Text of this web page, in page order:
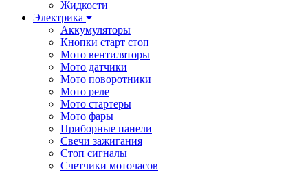
Жидкости
Электрика
Аккумуляторы
Кнопки старт стоп
Мото вентиляторы
Мото датчики
Мото поворотники
Мото реле
Мото стартеры
Мото фары
Приборные панели
Свечи зажигания
Стоп сигналы
Счетчики моточасов